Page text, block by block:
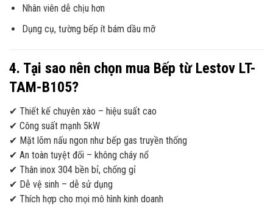
Nhân viên dễ chịu hơn
Dụng cụ, tường bếp ít bám dầu mỡ
4. Tại sao nên chọn mua Bếp từ Lestov LT-
TAM-B105?
✔ Thiết kế chuyên xào – hiệu suất cao
✔ Công suất mạnh 5kW
✔ Mặt lõm nấu ngon như bếp gas truyền thống
✔ An toàn tuyệt đối – không cháy nổ
✔ Thân inox 304 bền bỉ, chống gỉ
✔ Dễ vệ sinh – dễ sử dụng
✔ Thích hợp cho mọi mô hình kinh doanh